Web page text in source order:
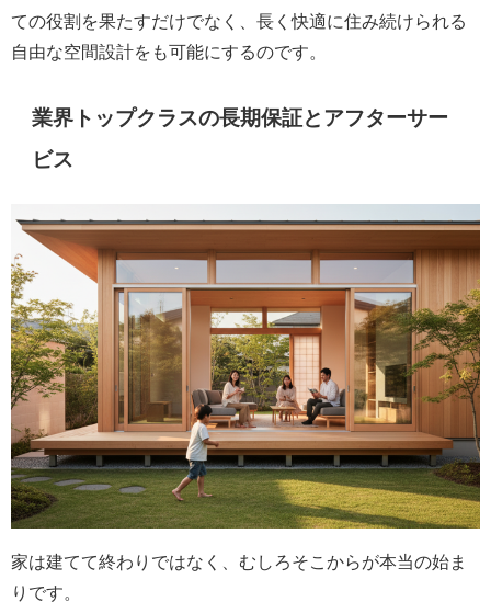
ての役割を果たすだけでなく、長く快適に住み続けられる
自由な空間設計をも可能にするのです。
業界トップクラスの長期保証とアフターサー
ビス
家は建てて終わりではなく、むしろそこからが本当の始ま
りです。